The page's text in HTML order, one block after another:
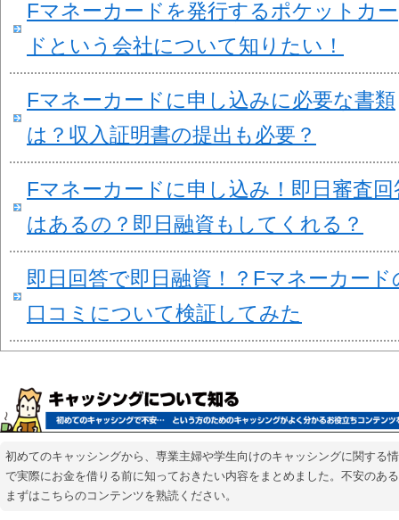
Fマネーカードを発行するポケットカー
ドという会社について知りたい！
Fマネーカードに申し込みに必要な書類
は？収入証明書の提出も必要？
Fマネーカードに申し込み！即日審査回
はあるの？即日融資もしてくれる？
即日回答で即日融資！？Fマネーカード
口コミについて検証してみた
初めてのキャッシングから、専業主婦や学生向けのキャッシングに関する
で実際にお金を借りる前に知っておきたい内容をまとめました。不安のあ
まずはこちらのコンテンツを熟読ください。